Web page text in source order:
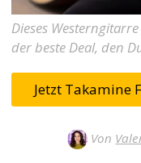
Dieses
der beste Deal, den
Jetzt Takamine
Von